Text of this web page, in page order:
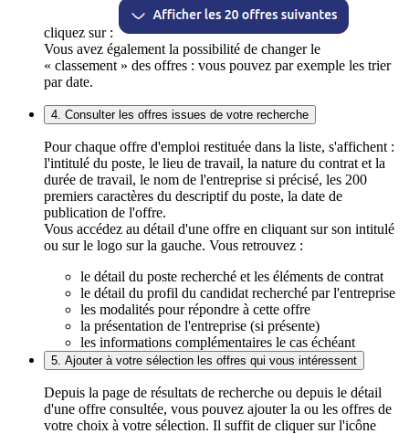
cliquez sur :
Vous avez également la possibilité de changer le
« classement » des offres : vous pouvez par exemple les trier
par date.
4. Consulter les offres issues de votre recherche
Pour chaque offre d'emploi restituée dans la liste, s'affichent :
l'intitulé du poste, le lieu de travail, la nature du contrat et la
durée de travail, le nom de l'entreprise si précisé, les 200
premiers caractères du descriptif du poste, la date de
publication de l'offre.
Vous accédez au détail d'une offre en cliquant sur son intitulé
ou sur le logo sur la gauche. Vous retrouvez :
le détail du poste recherché et les éléments de contrat
le détail du profil du candidat recherché par l'entreprise
les modalités pour répondre à cette offre
la présentation de l'entreprise (si présente)
les informations complémentaires le cas échéant
5. Ajouter à votre sélection les offres qui vous intéressent
Depuis la page de résultats de recherche ou depuis le détail
d'une offre consultée, vous pouvez ajouter la ou les offres de
votre choix à votre sélection. Il suffit de cliquer sur l'icône